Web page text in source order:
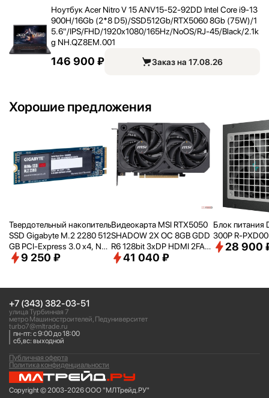
Ноутбук Acer Nitro V 15 ANV15-52-92DD Intel Core i9-13
900H/16Gb (2*8 D5)/SSD512Gb/RTX5060 8Gb (75W)/1
5.6"/IPS/FHD/1920x1080/165Hz/NoOS/RJ-45/Black/2.1k
g NH.QZ8EM.001
146 900 ₽ Заказ на 17.08.26
Хорошие предложения
Твердотельный накопитель
SSD Gigabyte M.2 2280 512
GB PCI-Express 3.0 x4, NV
Me 1.3 (G3NVME512G)
9 250 ₽
Видеокарта MSI RTX5050
SHADOW 2X OC 8GB GDD
R6 128bit 3xDP HDMI 2FAN
RTL [RTX50508GSHADOW
41 040 ₽
Блок питания
300P R-
28 900
+7 (343) 382-03-51
улица Турбинная 7
метро Машиностроителей, Педуниверситет
turbo7@mltrade.ru
пн-пт: с 9:00 до 18:00
сб,вс: выходной
Copyright © 2003-2026 ООО "МЛТрейд.РУ"
Политика конфиденциальности
Публичная оферта